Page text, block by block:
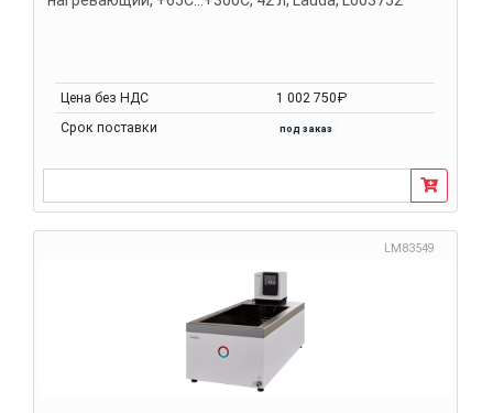
Цена без НДС
1 002 750₽
Срок поставки
под заказ
LM83549